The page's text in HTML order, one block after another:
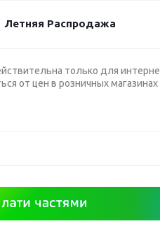
Летняя Распродажа
только для
от цен в розничных магазинах